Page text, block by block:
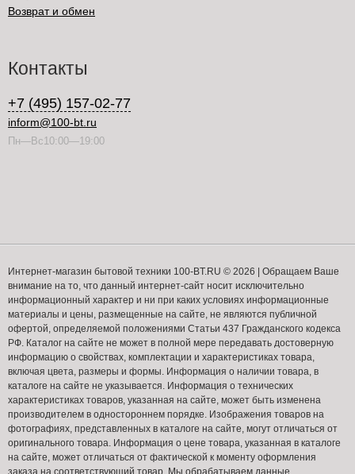
Возврат и обмен
Контакты
+7 (495) 157-02-77
inform@100-bt.ru
Пн—Вс10:00—19:00
Интернет-магазин бытовой техники 100-BT.RU © 2026 | Обращаем Ваше
внимание на то, что данный интернет-сайт носит исключительно
информационный характер и ни при каких условиях информационные
материалы и цены, размещенные на сайте, не являются публичной
офертой, определяемой положениями Статьи 437 Гражданского кодекса
РФ. Каталог на сайте не может в полной мере передавать достоверную
информацию о свойствах, комплектации и характеристиках товара,
включая цвета, размеры и формы. Информация о наличии товара, в
каталоге на сайте не указывается. Информация о технических
характеристиках товаров, указанная на сайте, может быть изменена
производителем в одностороннем порядке. Изображения товаров на
фотографиях, представленных в каталоге на сайте, могут отличаться от
оригинального товара. Информация о цене товара, указанная в каталоге
на сайте, может отличаться от фактической к моменту оформления